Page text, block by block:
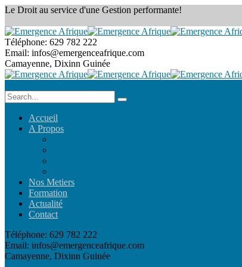
Le Droit au service d'une Gestion performante!
Téléphone: 629 782 222
Email: infos@emergenceafrique.com
Camayenne, Dixinn Guinée
Accueil
A Propos
Nos Metiers
Formation
Actualité
Contact
Téléphone: 629 782 222
Email: infos@emergenceafrique.com
Camayenne, Dixinn Guinée